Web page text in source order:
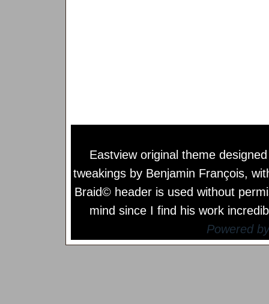
Eastview original theme
tweakings by Benjamin François,
Braid© header is used without
mind since I find his work
Powered